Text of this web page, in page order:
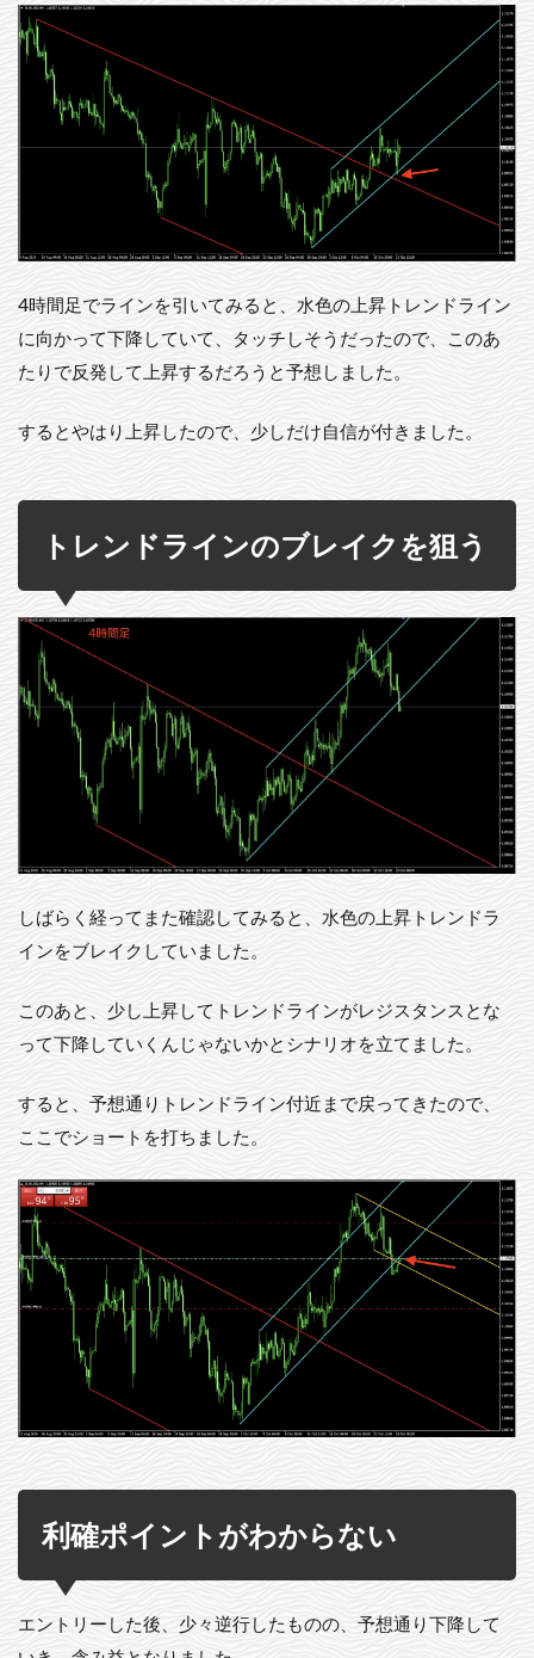
4時間足でラインを引いてみると、水色の上昇トレンドライン
に向かって下降していて、タッチしそうだったので、このあ
たりで反発して上昇するだろうと予想しました。
するとやはり上昇したので、少しだけ自信が付きました。
トレンドラインのブレイクを狙う
しばらく経ってまた確認してみると、水色の上昇トレンドラ
インをブレイクしていました。
このあと、少し上昇してトレンドラインがレジスタンスとな
って下降していくんじゃないかとシナリオを立てました。
すると、予想通りトレンドライン付近まで戻ってきたので、
ここでショートを打ちました。
利確ポイントがわからない
エントリーした後、少々逆行したものの、予想通り下降して